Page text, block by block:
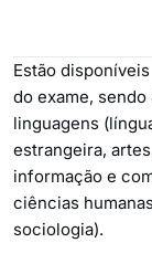
Estão
do exame,
linguagens
estrangeira,
informação e
ciências
sociologia).